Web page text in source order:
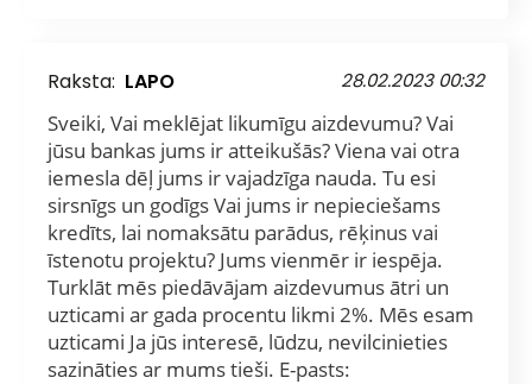
Raksta: LAPO 28.02.2023 00:32
Sveiki, Vai meklējat likumīgu aizdevumu? Vai
jūsu bankas jums ir atteikušās? Viena vai otra
iemesla dēļ jums ir vajadzīga nauda. Tu esi
sirsnīgs un godīgs Vai jums ir nepieciešams
kredīts, lai nomaksātu parādus, rēķinus vai
īstenotu projektu? Jums vienmēr ir iespēja.
Turklāt mēs piedāvājam aizdevumus ātri un
uzticami ar gada procentu likmi 2%. Mēs esam
uzticami Ja jūs interesē, lūdzu, nevilcinieties
sazināties ar mums tieši. E-pasts: